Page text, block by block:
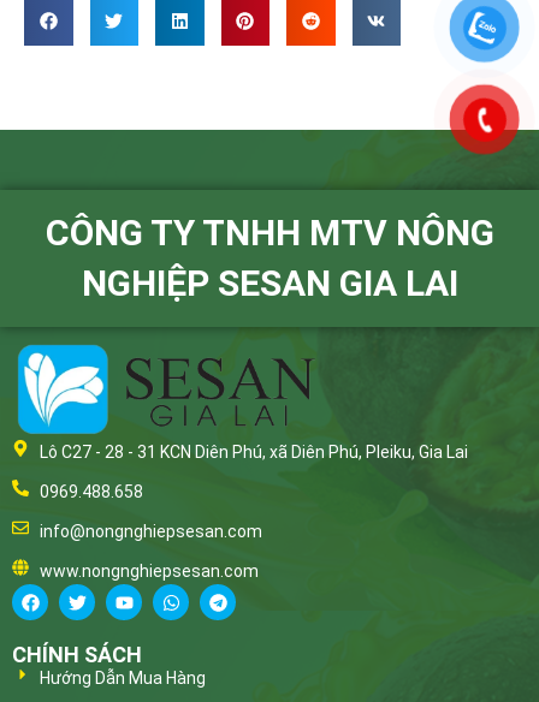
CÔNG TY TNHH MTV NÔNG
NGHIỆP SESAN GIA LAI
Lô C27 - 28 - 31 KCN Diên Phú, xã Diên Phú, Pleiku, Gia Lai
0969.488.658
info@nongnghiepsesan.com
www.nongnghiepsesan.com
CHÍNH SÁCH
Hướng Dẫn Mua Hàng